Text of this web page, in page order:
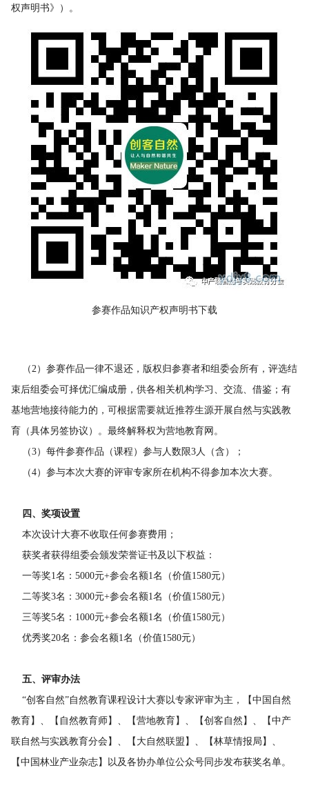
权声明书》）。
参赛作品知识产权声明书下载
（2）参赛作品一律不退还，版权归参赛者和组委会所有，评选结
束后组委会可择优汇编成册，供各相关机构学习、交流、借鉴；有
基地营地接待能力的，可根据需要就近推荐生源开展自然与实践教
育（具体另签协议）。最终解释权为营地教育网。
（3）每件参赛作品（课程）参与人数限3人（含）；
（4）参与本次大赛的评审专家所在机构不得参加本次大赛。
四、奖项设置
本次设计大赛不收取任何参赛费用；
获奖者获得组委会颁发荣誉证书及以下权益：
一等奖1名：5000元+参会名额1名（价值1580元）
二等奖3名：3000元+参会名额1名（价值1580元）
三等奖5名：1000元+参会名额1名（价值1580元）
优秀奖20名：参会名额1名（价值1580元）
五、评审办法
“创客自然”自然教育课程设计大赛以专家评审为主，【中国自然
教育】、【自然教育师】、【营地教育】、【创客自然】、【中产
联自然与实践教育分会】、【大自然联盟】、【林草情报局】、
【中国林业产业杂志】以及各协办单位公众号同步发布获奖名单。